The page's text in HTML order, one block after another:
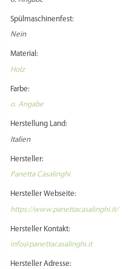
Spülmaschinenfest:
Nein
Material:
Holz
Farbe:
o. Angabe
Herstellung Land:
Italien
Hersteller:
Panetta Casalinghi
Hersteller Webseite:
https://www.panettacasalinghi.it/
Hersteller Kontakt:
info@panettacasalinghi.it
Hersteller Adresse: